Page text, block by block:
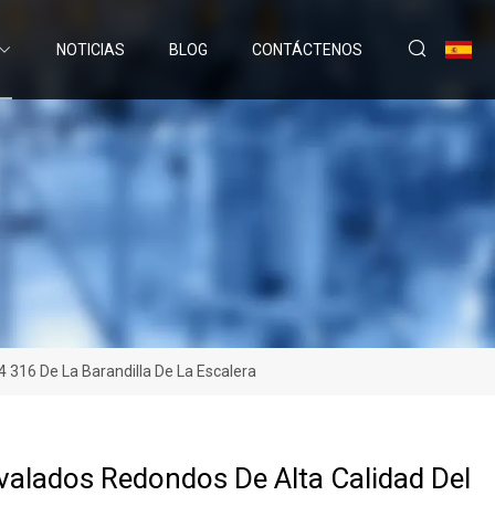
NOTICIAS BLOG CONTÁCTENOS
De La Barandilla De La Escalera
Redondos De Alta Calidad Del